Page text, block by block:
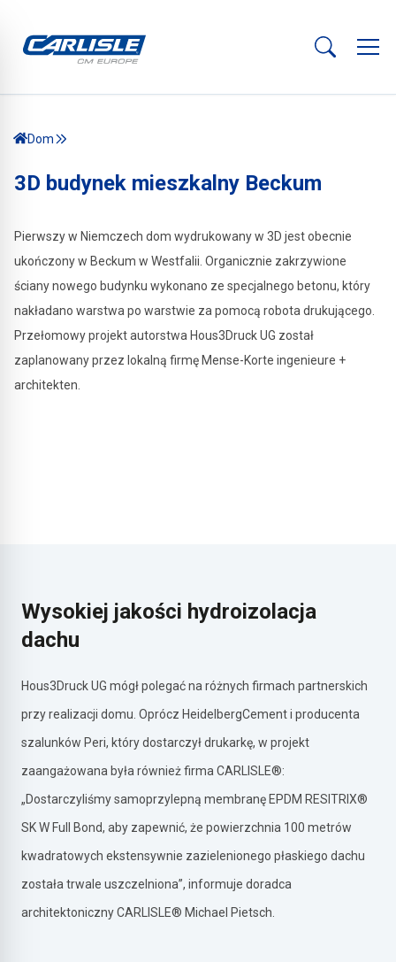
Dom
3D budynek mieszkalny Beckum
Pierwszy w Niemczech dom wydrukowany w 3D jest obecnie
ukończony w Beckum w Westfalii. Organicznie zakrzywione
ściany nowego budynku wykonano ze specjalnego betonu, który
nakładano warstwa po warstwie za pomocą robota drukującego.
Przełomowy projekt autorstwa Hous3Druck UG został
zaplanowany przez lokalną firmę Mense-Korte ingenieure +
architekten.
Wysokiej jakości hydroizolacja
dachu
Hous3Druck UG mógł polegać na różnych firmach partnerskich
przy realizacji domu. Oprócz HeidelbergCement i producenta
szalunków Peri, który dostarczył drukarkę, w projekt
zaangażowana była również firma CARLISLE®:
„Dostarczyliśmy samoprzylepną membranę EPDM RESITRIX®
SK W Full Bond, aby zapewnić, że powierzchnia 100 metrów
kwadratowych ekstensywnie zazielenionego płaskiego dachu
została trwale uszczelniona”, informuje doradca
architektoniczny CARLISLE® Michael Pietsch.